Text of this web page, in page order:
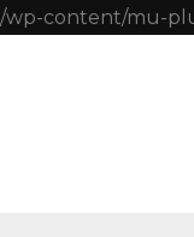
wp-content/mu-